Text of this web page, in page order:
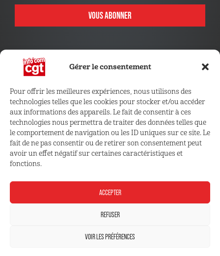
Gérer le consentement
Pour offrir les meilleures expériences, nous utilisons des
technologies telles que les cookies pour stocker et/ou accéder
aux informations des appareils. Le fait de consentir à ces
technologies nous permettra de traiter des données telles que
le comportement de navigation ou les ID uniques sur ce site. Le
fait de ne pas consentir ou de retirer son consentement peut
avoir un effet négatif sur certaines caractéristiques et
fonctions.
ACCEPTER
REFUSER
VOIR LES PRÉFÉRENCES
VOUS ABONNER
CONNECTEZ VOUS !
Retrouvez les outils, infos et services qui vous sont
réservés